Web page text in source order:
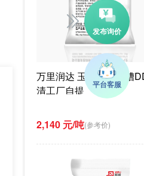
万里润达 玉米干酒精糟
清工厂自提
2,140 元/吨(参考价)